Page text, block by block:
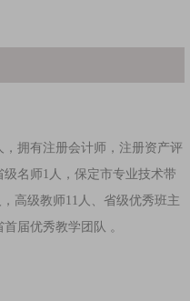
拥有注册会计师，注册资产评
名师1人，保定市专业技术带
高级教师11人、省级优秀班主
届优秀教学团队 。